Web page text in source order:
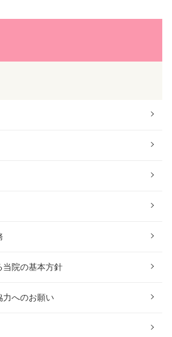
当院の基本方針
力へのお願い